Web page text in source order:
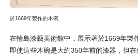
於1669年製作的木碗
在輪島漆藝美術館中，展示著於1669年製
即使這些木碗是大約350年前的漆器，但